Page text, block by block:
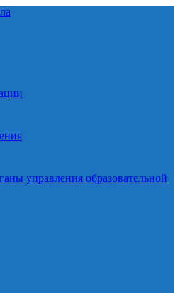
управления образовательной